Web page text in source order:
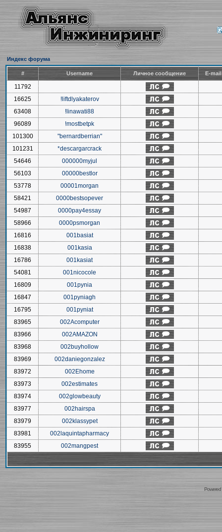
Индекс форума
# Username Личное сообщение E-
11792
16625
!liftdlyakaterov
63408
!linawati88
96089
!mostbetpk
101300
"bernardberrian"
101231
*descargarcrack
54646
000000myjul
56103
00000bestlor
53778
00001morgan
58421
0000bestsopever
54987
0000pay4essay
58966
0000psmorgan
16816
001basiat
16838
001kasia
16786
001kasiat
54081
001nicocole
16809
001pynia
16847
001pyniagh
16795
001pyniat
83965
002Acomputer
83966
002AMAZON
83968
002buyhollow
83969
002daniegonzalez
83972
002Ehome
83973
002estimates
83974
002glowbeauty
83977
002hairspa
83979
002klassypet
83981
002laquintapharmacy
83955
002mangpest